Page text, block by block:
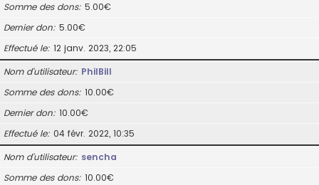
Somme des dons 5.00€
Dernier don 5.00€
Effectué le 12 janv. 2023, 22:05
Nom d’utilisateur PhilBill
Somme des dons 10.00€
Dernier don 10.00€
Effectué le 04 févr. 2022, 10:35
Nom d’utilisateur sencha
Somme des dons 10.00€